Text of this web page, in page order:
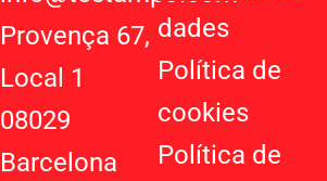
Provença 67,
Local 1
08029
Barcelona
dades
Política de
cookies
Política de